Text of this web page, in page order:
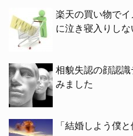
楽天の買い物で
に泣き寝入りしな
相貌失認の顔認
みました
「結婚しよう僕